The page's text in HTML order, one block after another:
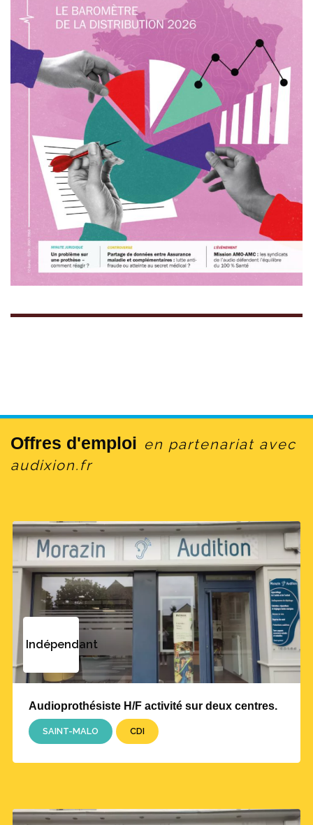
Offres d'emploi en partenariat avec
audixion.fr
Indépendant
Audioprothésiste H/F activité sur deux centres.
SAINT-MALO CDI